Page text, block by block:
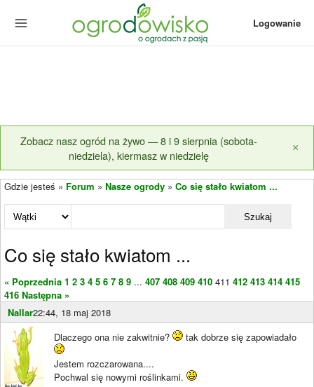
Logowanie
Zobacz nasz ogród na żywo — 8 i 9 sierpnia (sobota-
niedziela), kiermasz w niedzielę
×
Gdzie jesteś » Forum » Nasze ogrody » Co się stało kwiatom ...
Szukaj
Co się stało kwiatom ...
« Poprzednia 1 2 3 4 5 6 7 8 9 ... 407 408 409 410 411 412 413 414 415
416 Następna »
Nallar22:44, 18 maj 2018
Dlaczego ona nie zakwitnie?
tak dobrze się zapowiadało
Jestem rozczarowana....
Pochwal się nowymi roślinkami.